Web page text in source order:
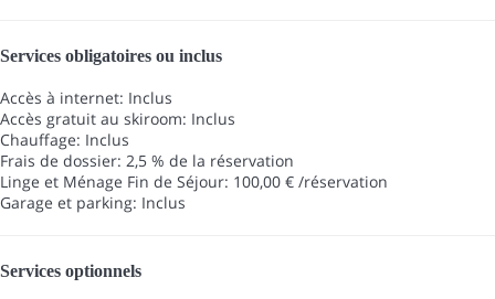
Services obligatoires ou inclus
Accès à internet: Inclus
Accès gratuit au skiroom: Inclus
Chauffage: Inclus
Frais de dossier: 2,5 % de la réservation
Linge et Ménage Fin de Séjour: 100,00 € /réservation
Garage et parking: Inclus
Services optionnels